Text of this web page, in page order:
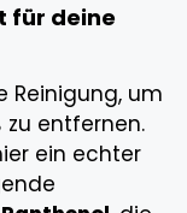
für deine
Reinigung, um
zu entfernen.
ein echter